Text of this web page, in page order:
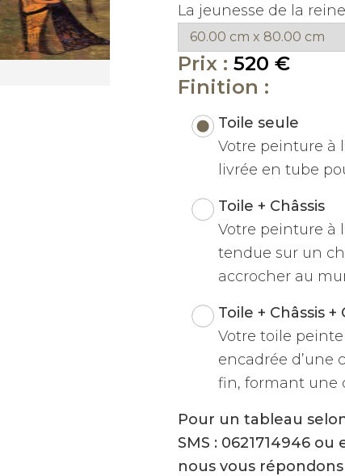
La jeunesse de la
Prix : 520 €
Finition :
Toile seule
Votre peinture à
livrée en tube
Toile + Châssis
Votre peinture à
tendue sur un
accrocher au
Toile + Châssis +
Votre toile
encadrée d’une
fin, formant une
Pour un tableau
SMS : 0621714946
nous vous